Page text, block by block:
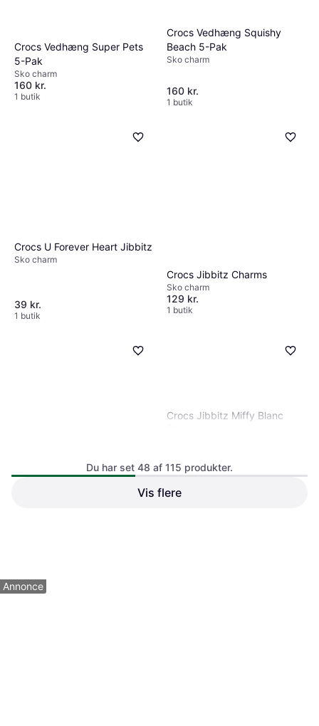
Crocs Vedhæng Super Pets
5-Pak
Sko charm
160 kr.
1 butik
Crocs Vedhæng Squishy
Beach 5-Pak
Sko charm
160 kr.
1 butik
Crocs U Forever Heart Jibbitz
Sko charm
39 kr.
1 butik
Crocs Jibbitz Charms
Sko charm
129 kr.
1 butik
Crocs Jibbitz Miffy Blanc
Du har set 48 af 115 produkter.
Vis flere
Annonce